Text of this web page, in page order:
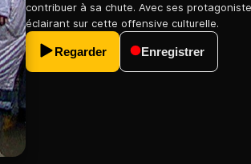
contribuer à sa chute. Avec ses
éclairant sur cette offensive culturelle.
Regarder Enregistrer